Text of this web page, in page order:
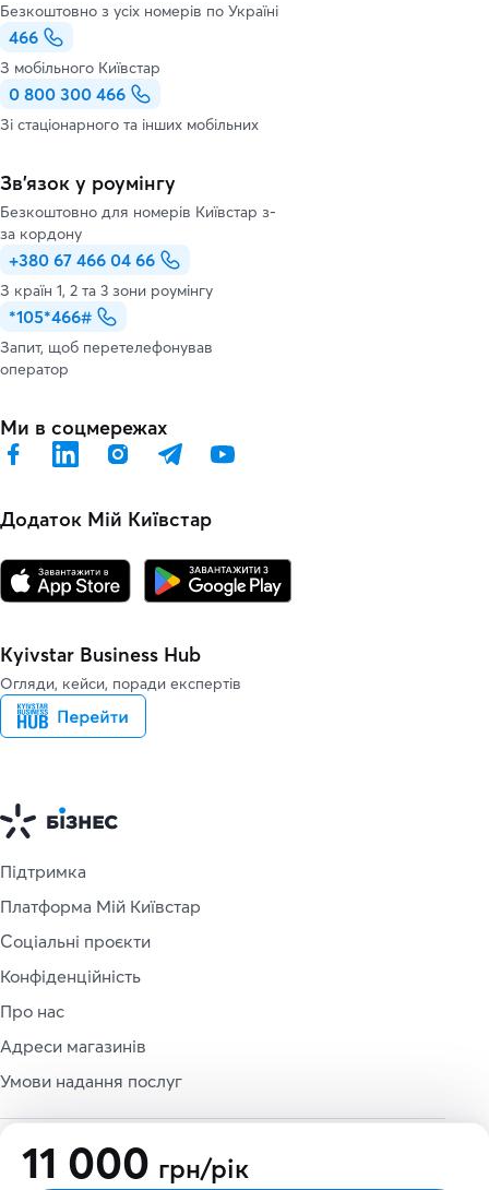
11 000 грн/рiк
Безкоштовно з усіх номерів по Україні
466
З мобільного Київстар
0 800 300 466
Зі стаціонарного та інших мобільних
Зв’язок у роумінгу
Безкоштовно для номерів Київстар з-
за кордону
+380 67 466 04 66
З країн 1, 2 та 3 зони роумінгу
*105*466#
Запит, щоб перетелефонував
оператор
Ми в соцмережах
Додаток Мій Київстар
Kyivstar Business Hub
Огляди, кейси, поради експертів
Підтримка
Платформа Мій Київстар
Соціальні проєкти
Конфіденційність
Про нас
Адреси магазинів
Умови надання послуг
© 1997 - 2026 ПрАТ «Київстар». Всі права захищено.